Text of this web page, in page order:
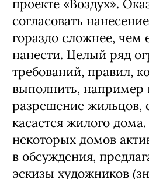
проекте «Воздух».
согласовать
гораздо сложнее, чем
нанести. Целый ряд
требований, правил,
выполнить, например
разрешение жильцов,
касается жилого
некоторых домов
в обсуждения,
эскизы художников